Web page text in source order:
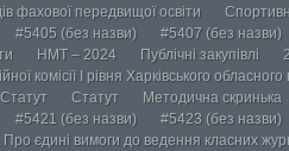
фахової передвищої освіти
#5405 (без назви) #5407 (без назви)
НМТ – 2024 Публічні закупівлі
комісії І рівня Харківського
Статут Статут Методична скринька
#5421 (без назви) #5423 (без назви)
Про єдині вимоги до ведення класних